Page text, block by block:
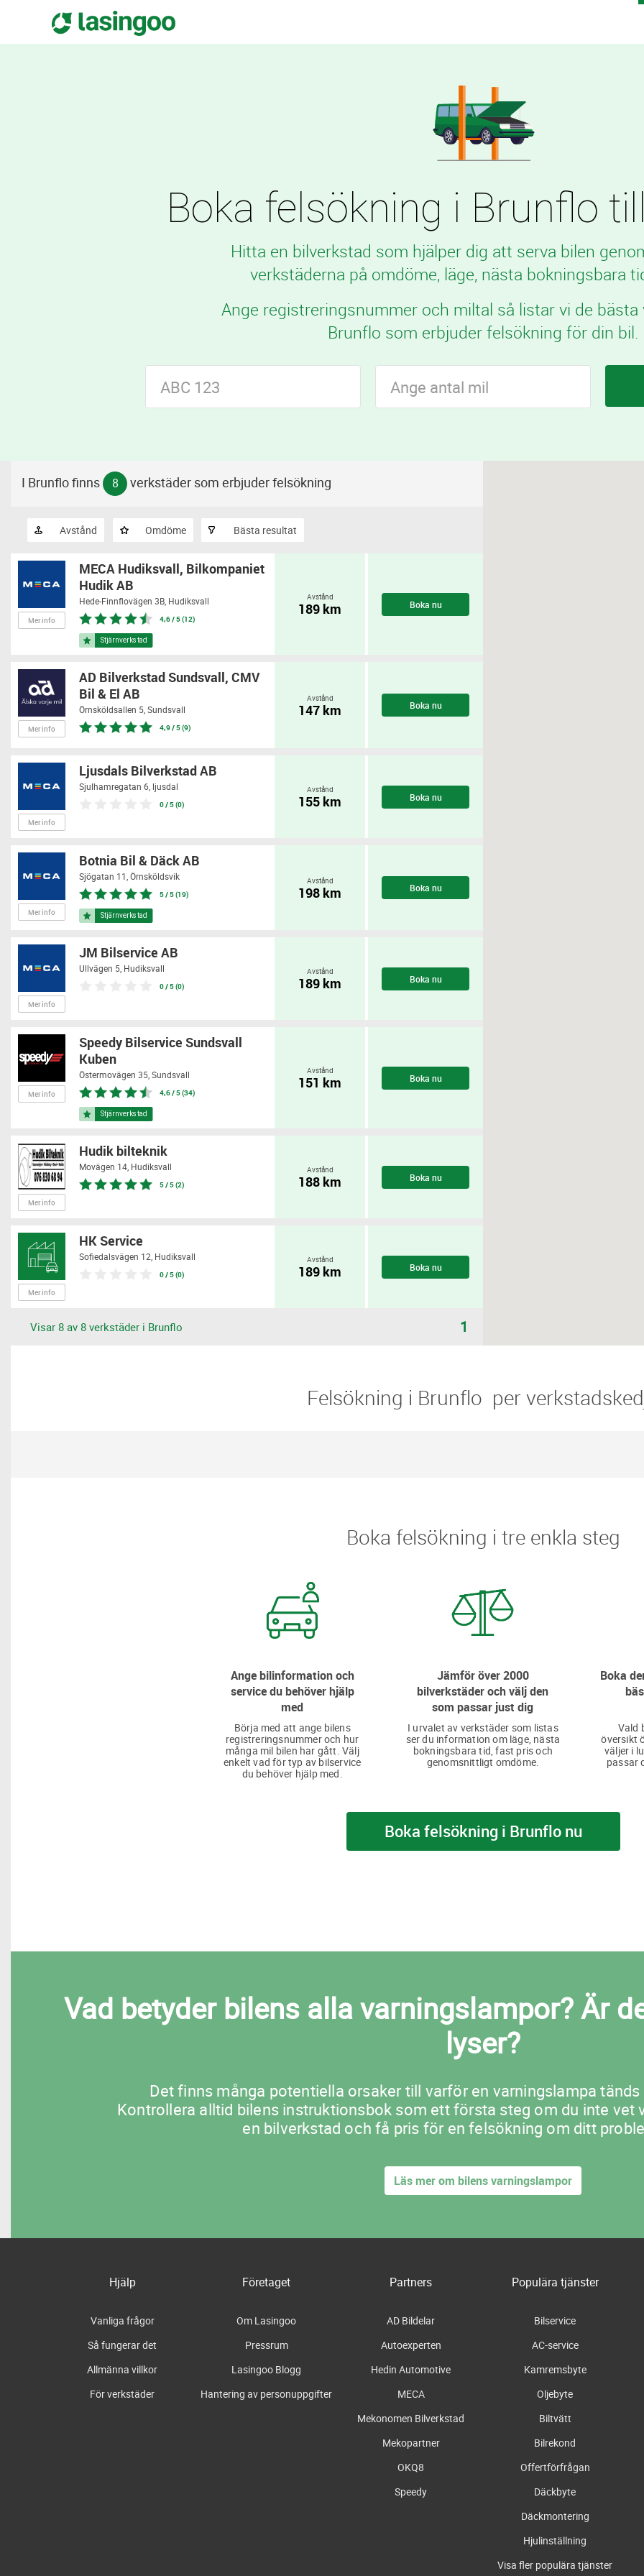
Boka felsökning i Brunflo
Hitta en bilverkstad som hjälper dig att serva bilen
verkstäderna på omdöme, läge, nästa bokningsbara
Ange registreringsnummer och miltal så listar vi de bästa
Brunflo som erbjuder felsökning för din bil.
I Brunflo finns 8 verkstäder som erbjuder felsökning
Avstånd Omdöme Bästa resultat
Mer info
MECA Hudiksvall, Bilkompaniet
Hudik AB
Hede-Finnflovägen 3B, Hudiksvall
4,6 / 5 (12)
Avstånd
189 km Boka nu
Mer info
AD Bilverkstad Sundsvall, CMV
Bil & El AB
Örnsköldsallen 5, Sundsvall
4,9 / 5 (9)
Avstånd
147 km Boka nu
Mer info
Ljusdals Bilverkstad AB
Sjulhamregatan 6, ljusdal
0 / 5 (0)
Avstånd
155 km Boka nu
Mer info
Botnia Bil & Däck AB
Sjögatan 11, Örnsköldsvik
5 / 5 (19)
Avstånd
198 km Boka nu
Mer info
JM Bilservice AB
Ullvägen 5, Hudiksvall
0 / 5 (0)
Avstånd
189 km Boka nu
Mer info
Speedy Bilservice Sundsvall
Kuben
Östermovägen 35, Sundsvall
4,6 / 5 (34)
Avstånd
151 km Boka nu
Mer info
Hudik bilteknik
Movägen 14, Hudiksvall
5 / 5 (2)
Avstånd
188 km Boka nu
Mer info
HK Service
Sofiedalsvägen 12, Hudiksvall
0 / 5 (0)
Avstånd
189 km Boka nu
Visar 8 av 8 verkstäder i Brunflo 1
​​Felsökning i Brunflo ​​ per
Boka felsökning i tre enkla steg
Ange bilinformation och
service du behöver hjälp
med
Börja med att ange bilens
registreringsnummer och hur
många mil bilen har gått. Välj
enkelt vad för typ av bilservice
du behöver hjälp med.
Jämför över 2000
bilverkstäder och välj den
som passar just dig
I urvalet av verkstäder som listas
ser du information om läge, nästa
bokningsbara tid, fast pris och
genomsnittligt omdöme.
Boka
Vald
översikt
väljer i
passar
Boka felsökning i Brunflo nu
Vad betyder bilens alla varningslampor? Är
lyser?
Det finns många potentiella orsaker till varför en varningslampa
Kontrollera alltid bilens instruktionsbok som ett första steg om du inte vet
en bilverkstad och få pris för en felsökning om ditt
Läs mer om bilens varningslampor
Hjälp
Vanliga frågor
Så fungerar det
Allmänna villkor
För verkstäder
Företaget
Om Lasingoo
Pressrum
Lasingoo Blogg
Hantering av personuppgifter
Partners
AD Bildelar
Autoexperten
Hedin Automotive
MECA
Mekonomen Bilverkstad
Mekopartner
OKQ8
Speedy
Populära tjänster
Bilservice
AC-service
Kamremsbyte
Oljebyte
Biltvätt
Bilrekond
Offertförfrågan
Däckbyte
Däckmontering
Hjulinställning
Visa fler populära tjänster